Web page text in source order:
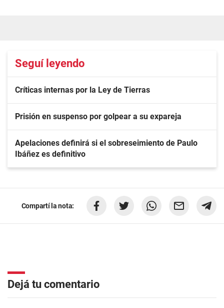
Seguí leyendo
Críticas internas por la Ley de Tierras
Prisión en suspenso por golpear a su expareja
Apelaciones definirá si el sobreseimiento de Paulo
Ibáñez es definitivo
Compartí la nota:
Dejá tu comentario